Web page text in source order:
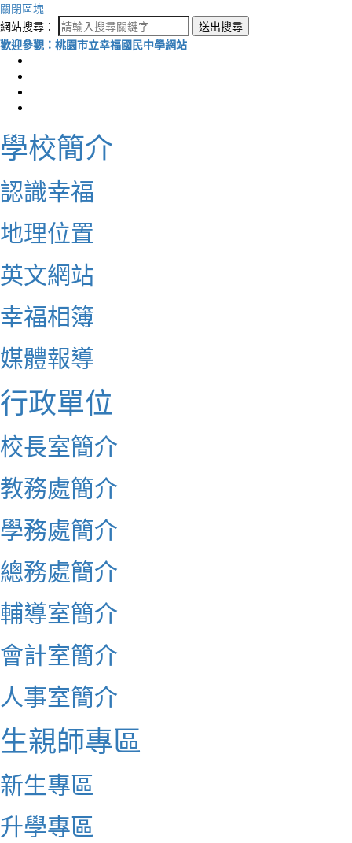
關閉區塊
網站搜尋：
送出搜尋
歡迎參觀：桃園市立幸福國民中學網站
學校簡介
認識幸福
地理位置
英文網站
幸福相簿
媒體報導
行政單位
校長室簡介
教務處簡介
學務處簡介
總務處簡介
輔導室簡介
會計室簡介
人事室簡介
生親師專區
新生專區
升學專區